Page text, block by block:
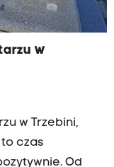
w
w Trzebini,
to czas
Od